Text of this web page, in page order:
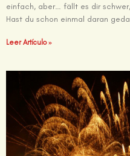
einfach, aber… fällt es dir
Hast du schon einmal daran
Leer Artículo »